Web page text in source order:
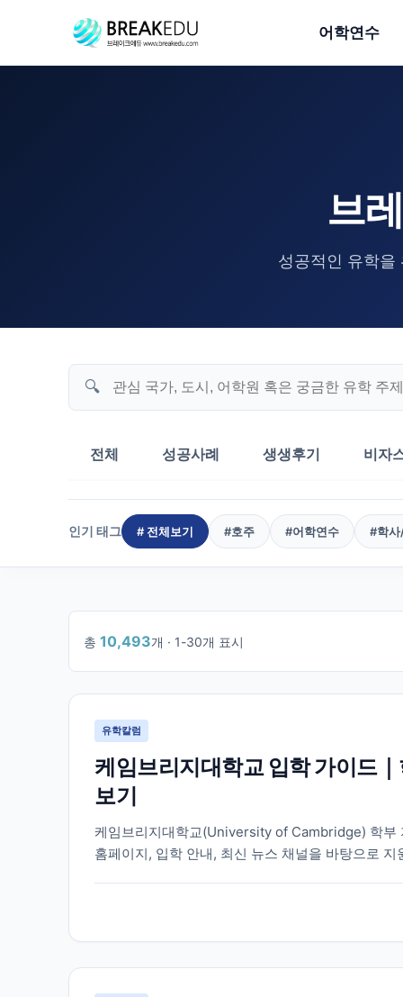
어학연수
브
성공적인 유학을
🔍
전체 성공사례 생생후기 비자
인기 태그 # 전체보기 #호주 #어학연수 #학
총 10,493개 · 1-30개 표시
1/350
유학칼럼
케임브리지대학교 입학 가이드
보기
케임브리지대학교(University of Cambridge) 학부
홈페이지, 입학 안내, 최신 뉴스 채널을 바탕으로